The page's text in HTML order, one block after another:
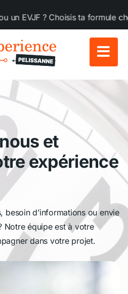
? Choisis ta formule
et
expérience
besoin d’informations ou envie
Notre équipe est à votre
dans votre projet.